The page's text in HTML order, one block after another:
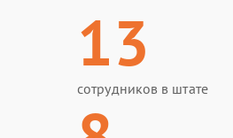
13
сотрудников в штате